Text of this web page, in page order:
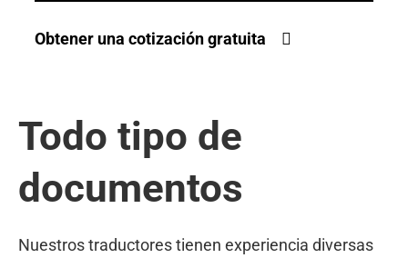
Obtener una cotización gratuita
Todo tipo de
documentos
Nuestros traductores tienen experiencia diversas